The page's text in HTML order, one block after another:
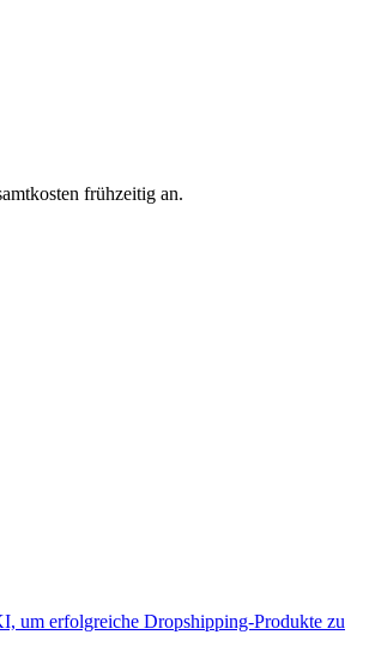
frühzeitig an.
um erfolgreiche Dropshipping-Produkte zu